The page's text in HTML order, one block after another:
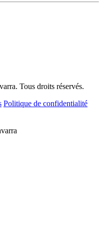
Tous droits réservés.
Politique de confidentialité